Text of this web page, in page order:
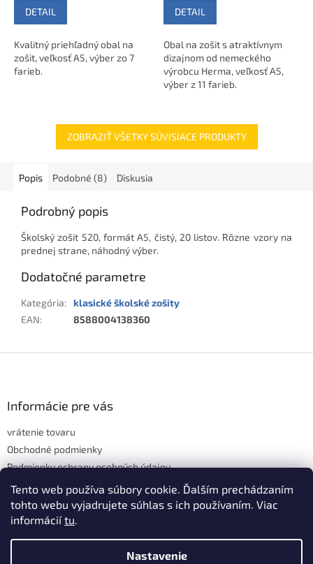
Tento web používa súbory cookie. Ďalším prechádzaním
tohto webu vyjadrujete súhlas s ich používaním. Viac
informáciítu.
Nastavenie
DETAIL
Kvalitný priehľadný obal na
zošit, veľkosť A5, výber zo 7
farieb.
DETAIL
Obal na zošit s atraktívnym
dizajnom od nemeckého
výrobcu Herma, veľkosť A5,
výber z 11 farieb.
ZOBRAZIŤ VŠETKY SÚVISIACE PRODUKTY
Popis Podobné (8) Diskusia
Podrobný popis
Školský zošit 520, formát A5, čistý, 20 listov. Rôzne vzory na
prednej strane, náhodný výber.
Dodatočné parametre
Kategória: klasické školské zošity
EAN: 8588004138360
Informácie pre vás
vrátenie tovaru
Obchodné podmienky
Podmienky ochrany osobných údajov
Hodnotenie obchodu